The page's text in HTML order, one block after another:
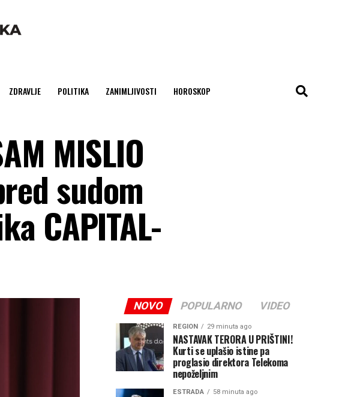
ZDRAVLJE POLITIKA ZANIMLJIVOSTI HOROSKOP
MISLIO
sudom
CAPITAL-
NOVO POPULARNO VIDEO
REGION 29 minuta ago
NASTAVAK TERORA U PRIŠTINI!
Kurti se uplašio istine pa
proglasio direktora Telekoma
nepoželjnim
ESTRADA 58 minuta ago